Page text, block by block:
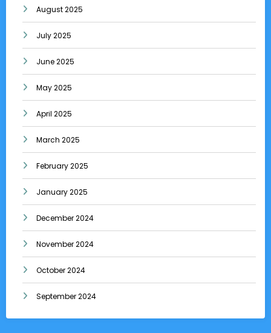
August 2025
July 2025
June 2025
May 2025
April 2025
March 2025
February 2025
January 2025
December 2024
November 2024
October 2024
September 2024